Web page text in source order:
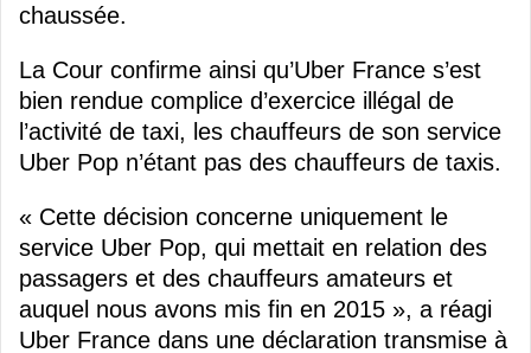
chaussée.
La Cour confirme ainsi qu’Uber France s’est
bien rendue complice d’exercice illégal de
l’activité de taxi, les chauffeurs de son service
Uber Pop n’étant pas des chauffeurs de taxis.
« Cette décision concerne uniquement le
service Uber Pop, qui mettait en relation des
passagers et des chauffeurs amateurs et
auquel nous avons mis fin en 2015 », a réagi
Uber France dans une déclaration transmise à